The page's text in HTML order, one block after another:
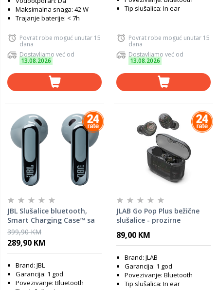
Maksimalna snaga: 42 W
Trajanje baterije: < 7h
Povrat robe moguć unutar 15
dana
Dostavljamo već od
13.08.2026
Tip slušalica: In ear
Povrat robe moguć unutar 15
dana
Dostavljamo već od
13.08.2026
JBL Slušalice bluetooth,
Smart Charging Case™ sa
display-om 1,45" na dodir,
Live Flex 3 plave
399,90 KM
289,90 KM
Brand: JBL
Garancija: 1 god
Povezivanje: Bluetooth
JLAB Go Pop Plus bežične
slušalice - prozirne
89,00 KM
Brand: JLAB
Garancija: 1 god
Povezivanje: Bluetooth
Tip slušalica: In ear